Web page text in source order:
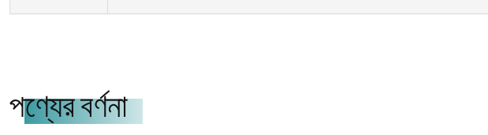
পণ্যের বর্ণনা